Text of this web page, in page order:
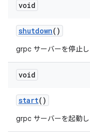
void
shutdown()
grpc サーバーを停止し
void
start()
grpc サーバーを起動し